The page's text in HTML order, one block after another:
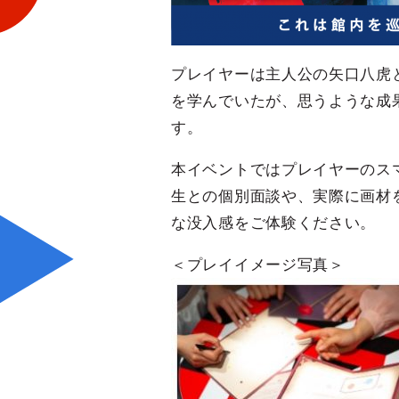
プレイヤーは主人公の矢口八
を学んでいたが、思うような
す。
本イベントではプレイヤーの
生との個別面談や、実際に画
な没入感をご体験ください。
＜プレイイメージ写真＞